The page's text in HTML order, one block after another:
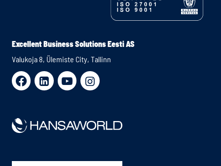
Excellent Business Solutions Eesti AS
Valukoja 8, Ülemiste City, Tallinn